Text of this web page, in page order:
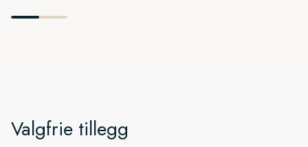
Valgfrie tillegg